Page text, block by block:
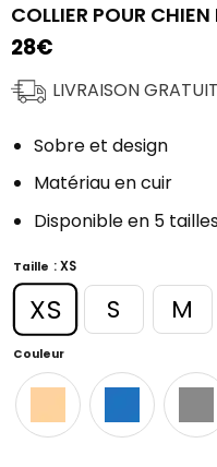
COLLIER POUR CHIEN
28€
LIVRAISON
Sobre et design
Matériau en cuir
Disponible en 5
Taille : XS
XS S M
Couleur